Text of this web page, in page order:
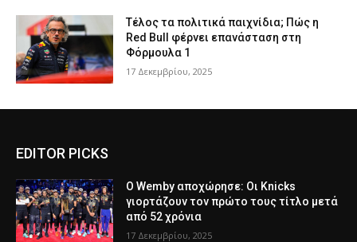
Τέλος τα πολιτικά παιχνίδια; Πώς η
Red Bull φέρνει επανάσταση στη
Φόρμουλα 1
17 Δεκεμβρίου, 2025
EDITOR PICKS
Ο Wemby αποχώρησε: Οι Knicks
γιορτάζουν τον πρώτο τους τίτλο μετά
από 52 χρόνια
17 Δεκεμβρίου, 2025